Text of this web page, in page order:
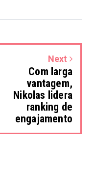
Next
Com larga
vantagem,
Nikolas lidera
ranking de
engajamento